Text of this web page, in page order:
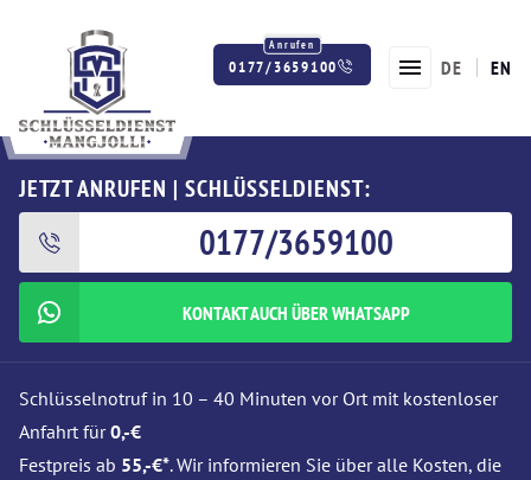
0177/3659100 DE EN
JETZT ANRUFEN | SCHLÜSSELDIENST:
0177/3659100
KONTAKT AUCH ÜBER WHATSAPP
Schlüsselnotruf in 10 – 40 Minuten vor Ort mit kostenloser
Anfahrt für0,-€
Festpreis ab 55,-€*. Wir informieren Sie über alle Kosten, die